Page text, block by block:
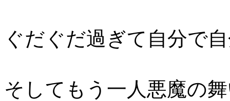
ぐだぐだ過ぎて自分で
そしてもう一人悪魔の